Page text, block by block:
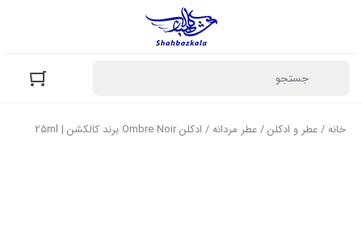
خانه/عطر و ادکلن/عطر مردانه/ ادکلن Ombre Noir برند کالکشن | 25ml